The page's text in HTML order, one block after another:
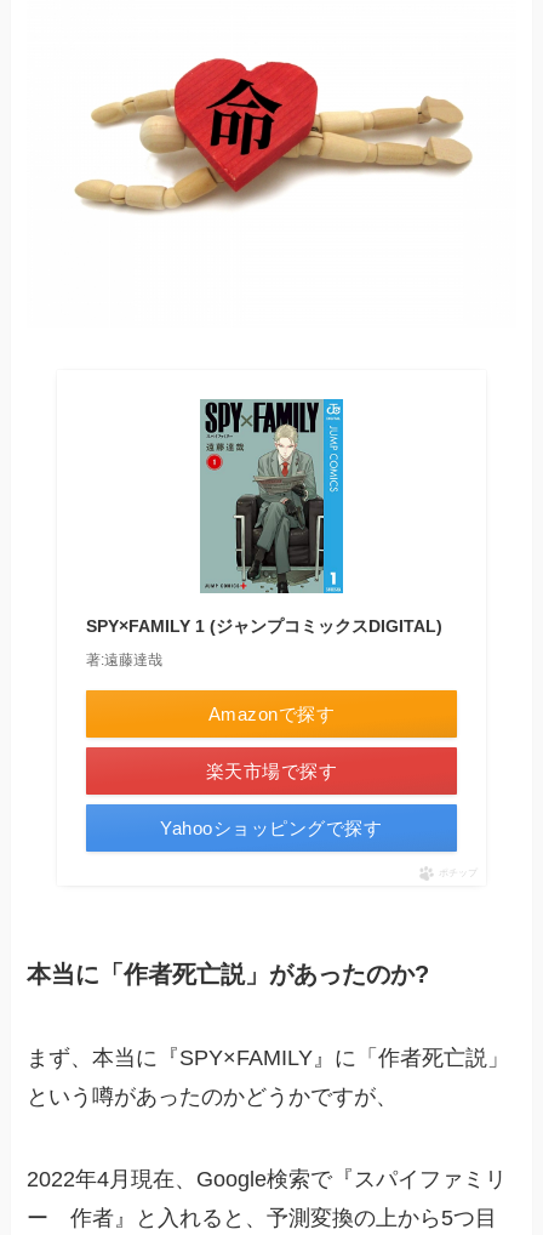
SPY×FAMILY 1 (ジャンプコミックスDIGITAL)
著:遠藤達哉
Amazonで探す
楽天市場で探す
Yahooショッピングで探す
ポチップ
本当に「作者死亡説」があったのか?
まず、本当に『SPY×FAMILY』に「作者死亡説」
という噂があったのかどうかですが、
2022年4月現在、Google検索で『スパイファミリ
ー 作者』と入れると、予測変換の上から5つ目